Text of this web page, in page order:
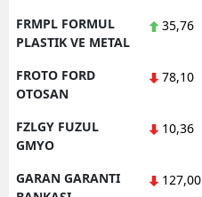
FRMPL FORMUL
PLASTIK VE METAL
35,76
FROTO FORD
OTOSAN
78,10
FZLGY FUZUL
GMYO
10,36
GARAN GARANTI
127,00